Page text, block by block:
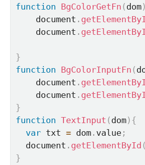
function BgColorGetFn ( dom)
    document
.
    document
.
}
function BgColorInputFn (
    document
.
    document
.
}
function TextInput ( dom) {
var txt = dom . value ;
  document
. getElementById (
}